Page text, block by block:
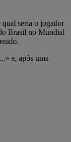
qual seria o jogador
Brasil no Mundial
e, após uma